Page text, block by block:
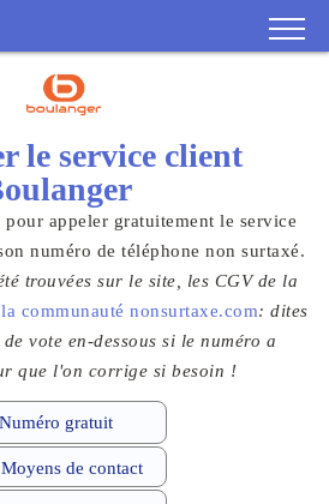
le service client
appeler gratuitement le service
numéro de téléphone non surtaxé.
trouvées sur le site, les CGV de la
communauté nonsurtaxe.com: dites
vote en-dessous si le numéro a
que l'on corrige si besoin !
Numéro gratuit
Moyens de contact